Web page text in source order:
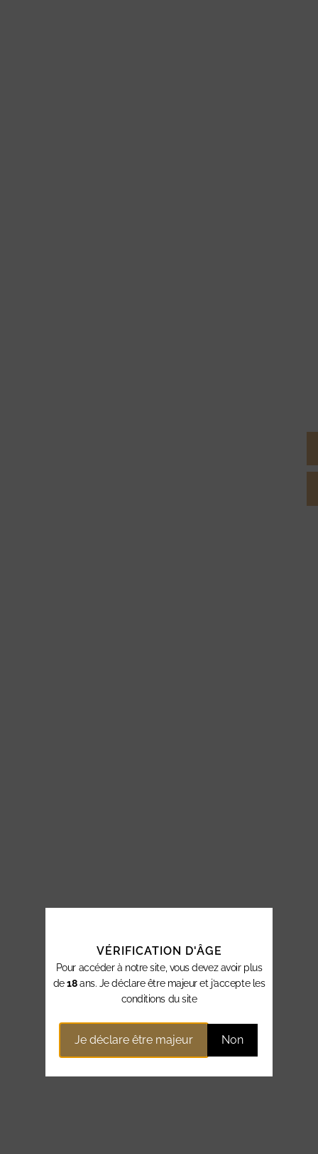
VÉRIFICATION D'ÂGE
Pour accéder à notre site, vous devez avoir plus
de18ans. Je déclare être majeur et j’accepte les
conditions du site
Je déclare être majeur Non